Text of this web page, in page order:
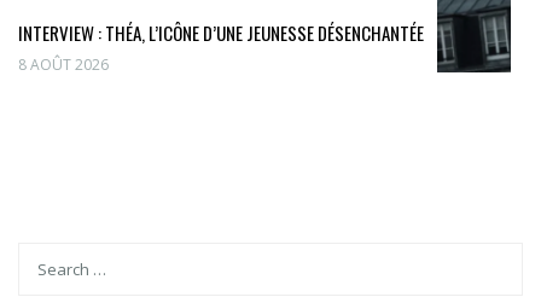
INTERVIEW : THÉA, L’ICÔNE D’UNE JEUNESSE DÉSENCHANTÉE
8 AOÛT 2026